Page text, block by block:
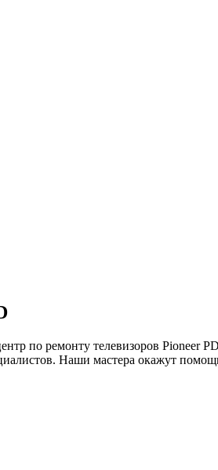
по ремонту телевизоров Pioneer
Наши мастера окажут